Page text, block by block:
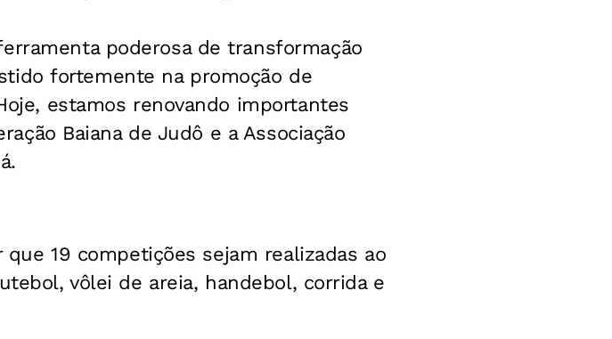
poderosa de transformação
fortemente na promoção de
estamos renovando importantes
Baiana de Judô e a Associação
19 competições sejam realizadas ao
vôlei de areia, handebol, corrida e